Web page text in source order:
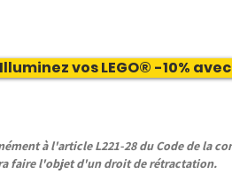
Illuminez vos LEGO® -10%
à l'article L221-28 du Code de la
faire l'objet d'un droit de rétractation.